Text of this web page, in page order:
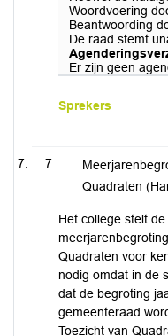
Woordvoering
Beantwoording
De raad stemt
Er zijn geen
Sprekers
7
Quadraten
Het college stelt
Quadraten voor
nodig omdat in de
dat de begroting
gemeenteraad
Toezicht van